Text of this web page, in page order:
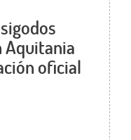
Aquitania
oficial